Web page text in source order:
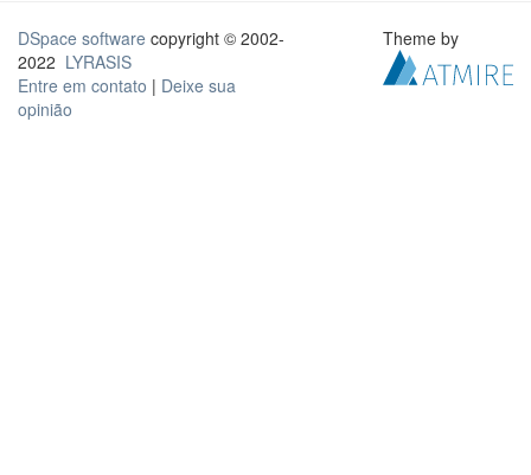
DSpace software copyright © 2002-
2022 LYRASIS
Entre em contato | Deixe sua
opinião
Theme by